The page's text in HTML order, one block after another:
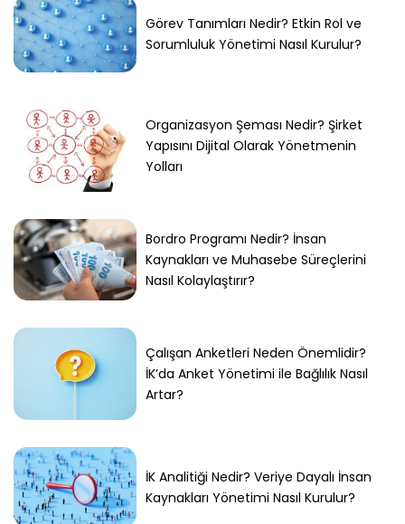
Görev Tanımları Nedir? Etkin Rol ve
Sorumluluk Yönetimi Nasıl Kurulur?
Organizasyon Şeması Nedir? Şirket
Yapısını Dijital Olarak Yönetmenin
Yolları
Bordro Programı Nedir? İnsan
Kaynakları ve Muhasebe Süreçlerini
Nasıl Kolaylaştırır?
Çalışan Anketleri Neden Önemlidir?
İK’da Anket Yönetimi ile Bağlılık Nasıl
Artar?
İK Analitiği Nedir? Veriye Dayalı İnsan
Kaynakları Yönetimi Nasıl Kurulur?